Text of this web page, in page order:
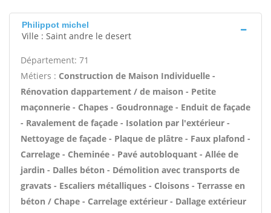
Philippot michel
Ville : Saint andre le desert
Département: 71
Métiers : Construction de Maison Individuelle -
Rénovation dappartement / de maison - Petite
maçonnerie - Chapes - Goudronnage - Enduit de façade
- Ravalement de façade - Isolation par l'extérieur -
Nettoyage de façade - Plaque de plâtre - Faux plafond -
Carrelage - Cheminée - Pavé autobloquant - Allée de
jardin - Dalles béton - Démolition avec transports de
gravats - Escaliers métalliques - Cloisons - Terrasse en
béton / Chape - Carrelage extérieur - Dallage extérieur